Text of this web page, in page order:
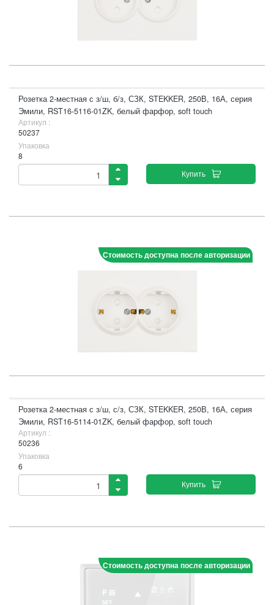
Розетка 2-местная с з/ш, б/з, СЗК, STEKKER, 250В, 16А, серия
Эмили, RST16-5116-01ZK, белый фарфор, soft touch
Артикул :
50237
Упаковка
8
Купить
Стоимость доступна после авторизации
Розетка 2-местная с з/ш, с/з, СЗК, STEKKER, 250В, 16А, серия
Эмили, RST16-5114-01ZK, белый фарфор, soft touch
Артикул :
50236
Упаковка
6
Купить
Стоимость доступна после авторизации